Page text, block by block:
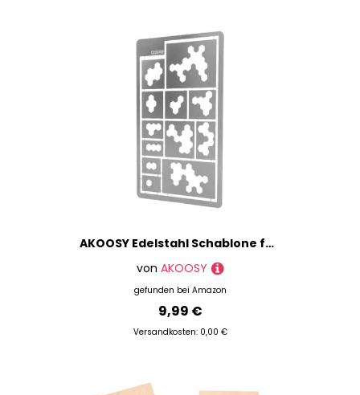
AKOOSY Edelstahl Schablone für Sprühfarbe Camouflage Muster Wiederverwendbar Robust und Kratzfest DIY Malvorlage für Wände Möbel und Kreative Bastelprojekte Präzise und Langlebig
von AKOOSY
gefunden bei Amazon
9,99 €
Versandkosten: 0,00 €